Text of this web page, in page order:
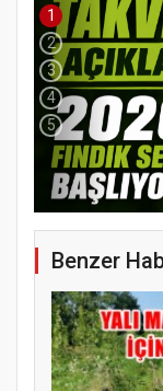
YENİ
ÜYE
1
2
3
4
5
Benzer